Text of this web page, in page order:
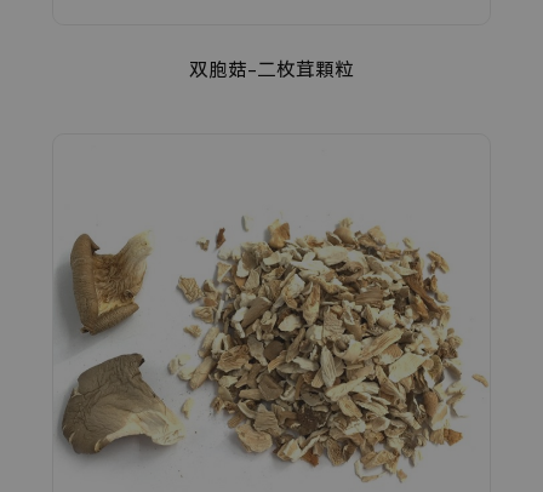
双胞菇-二枚茸顆粒